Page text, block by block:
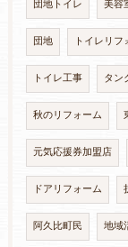
団地トイレ 美容
団地 トイレリフ
トイレ工事 タン
秋のリフォーム
元気応援券加盟店
ドアリフォーム
阿久比町民 地域